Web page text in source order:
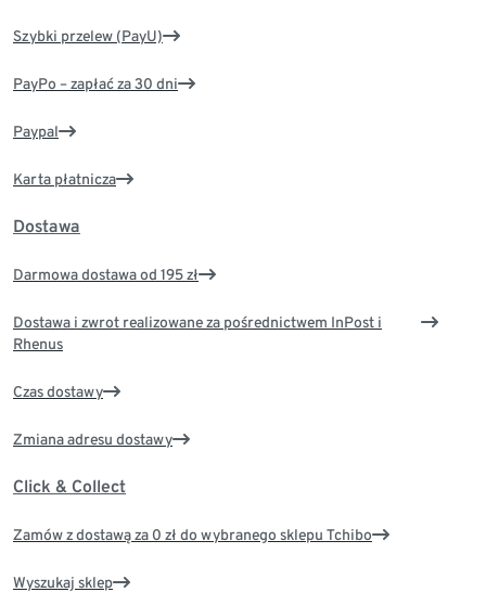
Szybki przelew (PayU)
PayPo – zapłać za 30 dni
Paypal
Karta płatnicza
Dostawa
Darmowa dostawa od 195 zł
Dostawa i zwrot realizowane za pośrednictwem InPost i
Rhenus
Czas dostawy
Zmiana adresu dostawy
Click & Collect
Zamów z dostawą za 0 zł do wybranego sklepu Tchibo
Wyszukaj sklep